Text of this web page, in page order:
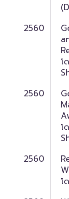
2560
โ
2560
โ
2560
โ